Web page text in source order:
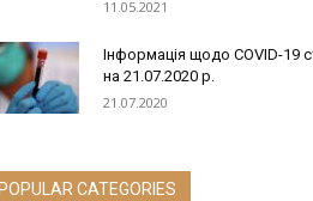
11.05.2021
Інформація щодо COVID-19
на 21.07.2020 р.
21.07.2020
POPULAR CATEGORIES